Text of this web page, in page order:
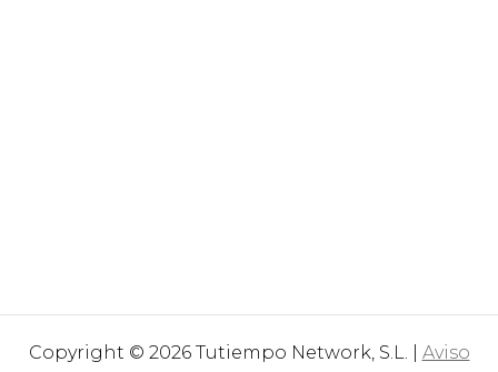
Copyright © 2026 Tutiempo Network, S.L. | Aviso